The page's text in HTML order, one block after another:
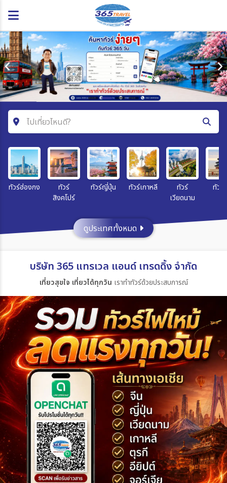
ไปเที่ยวไหนดี?
ค้นหาโปรแกรมทัวร์
คำค้นหา
สายการบิน
ตั้งแต่วันที่
ถึงวันที่
เฉพาะเดือน
เฉพาะเทศกาล
ทัวร์ฮ่องกง
ทัวร์
สิงคโปร์
ทัวร์ญี่ปุ่น ทัวร์เกาหลี
ทัวร์
เวียดนาม
ทัวร์
ดูประเทศทั้งหมด
บริษัท 365 แทรเวล แอนด์ เทรดดิ้ง จำกัด
เที่ยวสุขใจ เที่ยวได้ทุกวัน เราทำทัวร์ด้วยประสบการณ์